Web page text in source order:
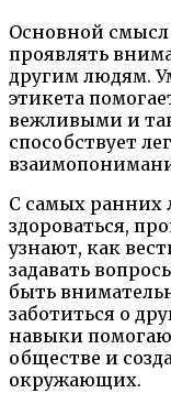
Основной смысл
проявлять
другим людям.
этикета
вежливыми и
способствует
С самых ранних
здороваться,
узнают, как
задавать
быть
заботиться о
навыки
обществе и
окружающих.